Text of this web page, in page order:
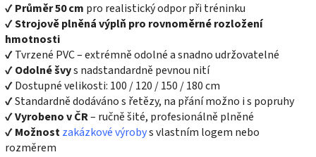
✔Průměr 50 cm pro realistický odpor při tréninku
✔Strojově plněná výplň pro rovnoměrné rozložení
hmotnosti
✔ Tvrzené PVC – extrémně odolné a snadno udržovatelné
✔Odolné švys nadstandardně pevnou nití
✔ Dostupné velikosti: 100 / 120 / 150 / 180 cm
✔ Standardně dodáváno s řetězy, na přání možno i s popruhy
✔Vyrobeno v ČR– ručně šité, profesionálně plněné
✔Možnostzakázkové výrobys vlastním logem nebo
rozměrem